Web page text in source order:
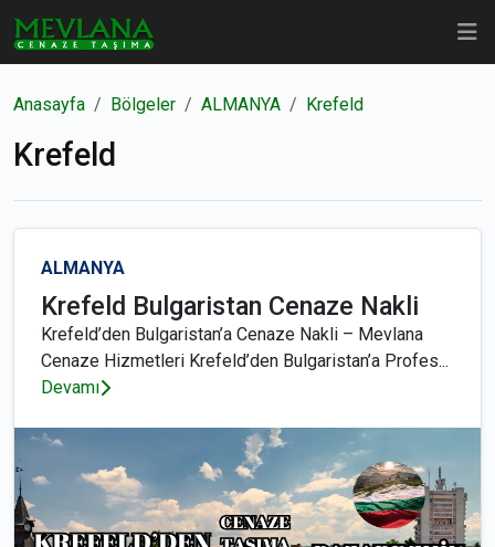
Anasayfa Bölgeler ALMANYA Krefeld
Krefeld
ALMANYA
Krefeld Bulgaristan Cenaze Nakli
Krefeld’den Bulgaristan’a Cenaze Nakli – Mevlana
Cenaze Hizmetleri Krefeld’den Bulgaristan’a Profes...
Devamı